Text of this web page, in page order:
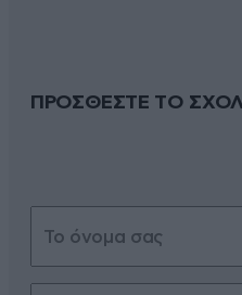
ΠΡΟΣΘΕΣΤΕ ΤΟ